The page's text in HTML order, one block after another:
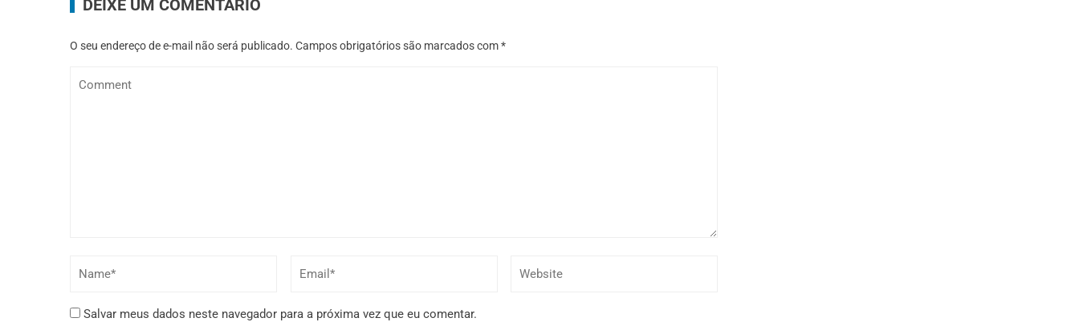
DEIXE UM COMENTÁRIO
O seu endereço de e-mail não será publicado. Campos obrigatórios são marcados com*
Salvar meus dados neste navegador para a próxima vez que eu comentar.